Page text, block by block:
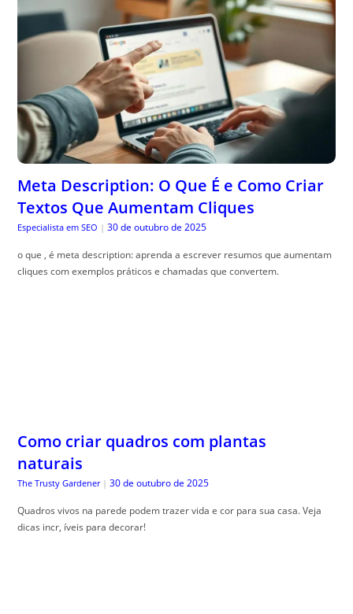
Meta Description: O Que É e Como Criar
Textos Que Aumentam Cliques
Especialista em SEO | 30 de outubro de 2025
o que , é meta description: aprenda a escrever resumos que aumentam
cliques com exemplos práticos e chamadas que convertem.
Como criar quadros com plantas
naturais
The Trusty Gardener | 30 de outubro de 2025
Quadros vivos na parede podem trazer vida e cor para sua casa. Veja
dicas incr, íveis para decorar!